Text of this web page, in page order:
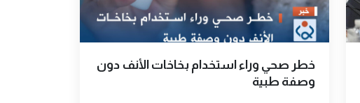
خطر صحي وراء استخدام بخاخات الأنف دون
وصفة طبية